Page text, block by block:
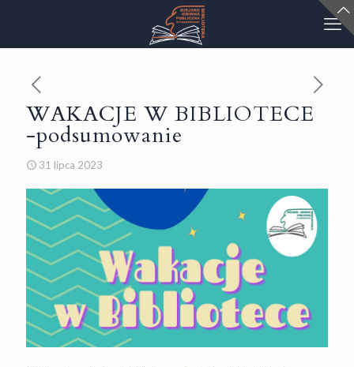
WAKACJE W BIBLIOTECE
-podsumowanie
31 lipca 2023